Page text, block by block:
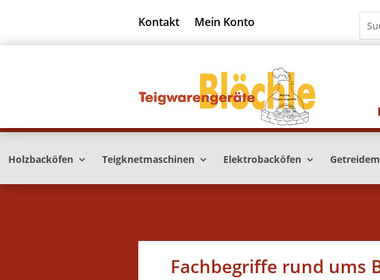
Kontakt Mein Konto
Holzbacköfen Teigknetmaschinen Elektrobacköfen
Fachbegriffe rund ums